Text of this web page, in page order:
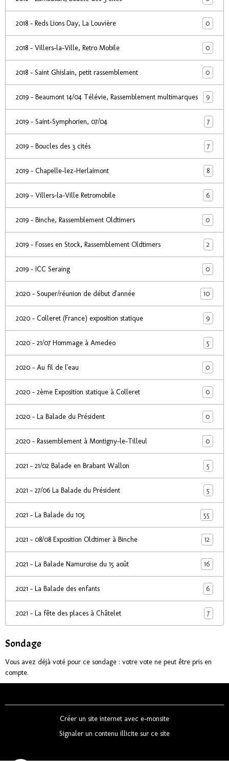
2018 - Reds Lions Day, La Louvière 0
2018 - Villers-la-Ville, Retro Mobile 0
2018 - Saint Ghislain, petit rassemblement 0
2019 - Beaumont 14/04 Télévie, Rassemblement multimarques 9
2019 - Saint-Symphorien, 07/04 7
2019 - Boucles des 3 cités 7
2019 - Chapelle-lez-Herlaimont 8
2019 - Villers-la-Ville Retromobile 6
2019 - Binche, Rassemblement Oldtimers 0
2019 - Fosses en Stock, Rassemblement Oldtimers 2
2019 - ICC Seraing 0
2020 - Souper/réunion de début d'année 10
2020 - Colleret (France) exposition statique 9
2020 - 21/07 Hommage à Amedeo 5
2020 - Au fil de l'eau 0
2020 - 2ème Exposition statique à Colleret 0
2020 - La Balade du Président 0
2020 - Rassemblement à Montigny-le-Tilleul 0
2021 - 21/02 Balade en Brabant Wallon 5
2021 - 27/06 La Balade du Président 5
2021 - La Balade du 105 55
2021 - 08/08 Exposition Oldtimer à Binche 12
2021 - La Balade Namuroise du 15 août 16
2021 - La Balade des enfants 6
2021 - La fête des places à Châtelet 7
Sondage
Vous avez déjà voté pour ce sondage : votre vote ne peut être pris en
compte.
Créer un site internet avec e-monsite
Signaler un contenu illicite sur ce site